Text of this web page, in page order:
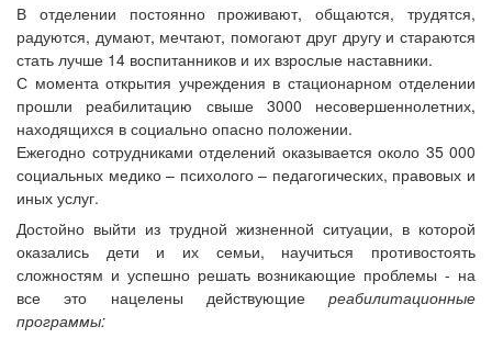
В отделении постоянно проживают, общаются, трудятся,
радуются, думают, мечтают, помогают друг другу и стараются
стать лучше 14 воспитанников и их взрослые наставники.
С момента открытия учреждения в стационарном отделении
прошли реабилитацию свыше 3000 несовершеннолетних,
находящихся в социально опасно положении.
Ежегодно сотрудниками отделений оказывается около 35 000
социальных медико – психолого – педагогических, правовых и
иных услуг.
Достойно выйти из трудной жизненной ситуации, в которой
оказались дети и их семьи, научиться противостоять
сложностям и успешно решать возникающие проблемы - на
все это нацелены действующие реабилитационные
программы: